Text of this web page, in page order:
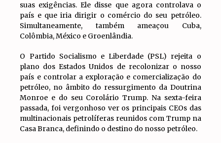
suas exigências. Ele disse que agora controlava o
país e que iria dirigir o comércio do seu petróleo.
Simultaneamente, também ameaçou Cuba,
Colômbia, México e Groenlândia.
O Partido Socialismo e Liberdade (PSL) rejeita o
plano dos Estados Unidos de recolonizar o nosso
país e controlar a exploração e comercialização do
petróleo, no âmbito do ressurgimento da Doutrina
Monroe e do seu Corolário Trump. Na sexta-feira
passada, foi vergonhoso ver os principais CEOs das
multinacionais petrolíferas reunidos com Trump na
Casa Branca, definindo o destino do nosso petróleo.